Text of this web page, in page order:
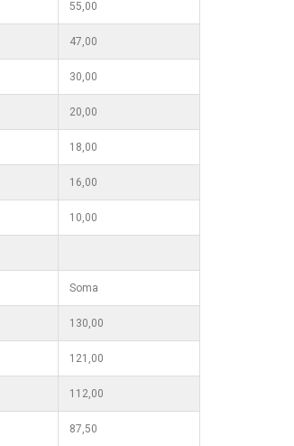
55,00
47,00
30,00
20,00
18,00
16,00
10,00
Soma
130,00
121,00
112,00
87,50